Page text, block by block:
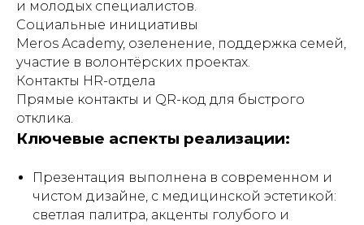
и молодых специалистов.
Социальные инициативы
Meros Academy, озеленение, поддержка семей,
участие в волонтёрских проектах.
Контакты HR-отдела
Прямые контакты и QR-код для быстрого
отклика.
Ключевые аспекты реализации:
Презентация выполнена в современном и
чистом дизайне, с медицинской эстетикой:
светлая палитра, акценты голубого и